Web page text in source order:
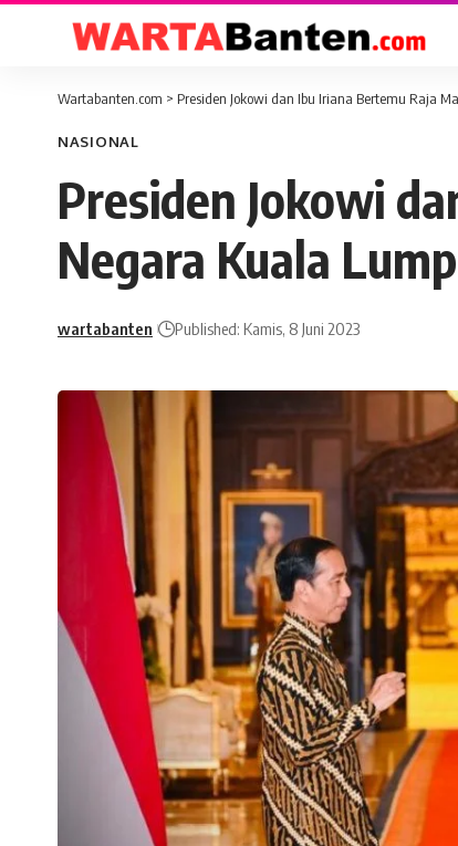
Wartabanten.com > Presiden Jokowi dan Ibu Iriana Bertemu Raja
NASIONAL
Presiden Jokowi
Negara Kuala
wartabanten Published: Kamis, 8 Juni 2023